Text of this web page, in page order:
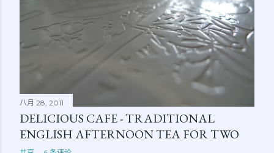
八月 28, 2011
DELICIOUS CAFE - TRADITIONAL
ENGLISH AFTERNOON TEA FOR TWO